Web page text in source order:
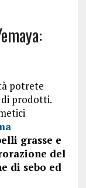
potrete
di prodotti.
grasse e
del
di sebo ed